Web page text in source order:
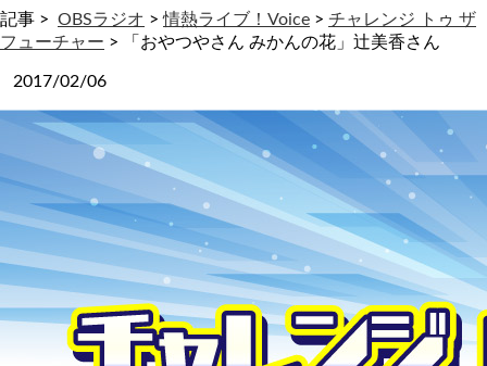
記事 > OBSラジオ >情熱ライブ！Voice > チャレンジ トゥ ザ
フューチャー > 「おやつやさん みかんの花」辻美香さん
2017/02/06